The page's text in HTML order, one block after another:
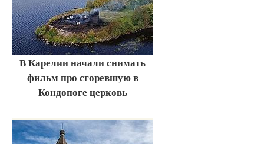
В Карелии начали снимать
фильм про сгоревшую в
Кондопоге церковь